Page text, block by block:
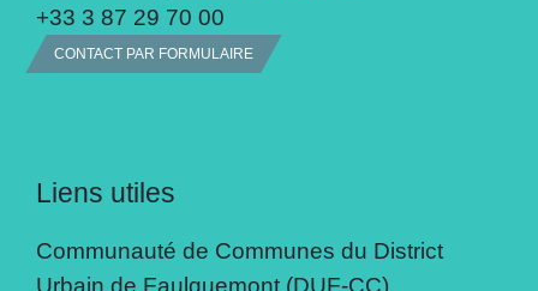
+33 3 87 29 70 00
CONTACT PAR FORMULAIRE
Liens utiles
Communauté de Communes du District
Urbain de Faulquemont (DUF-CC)